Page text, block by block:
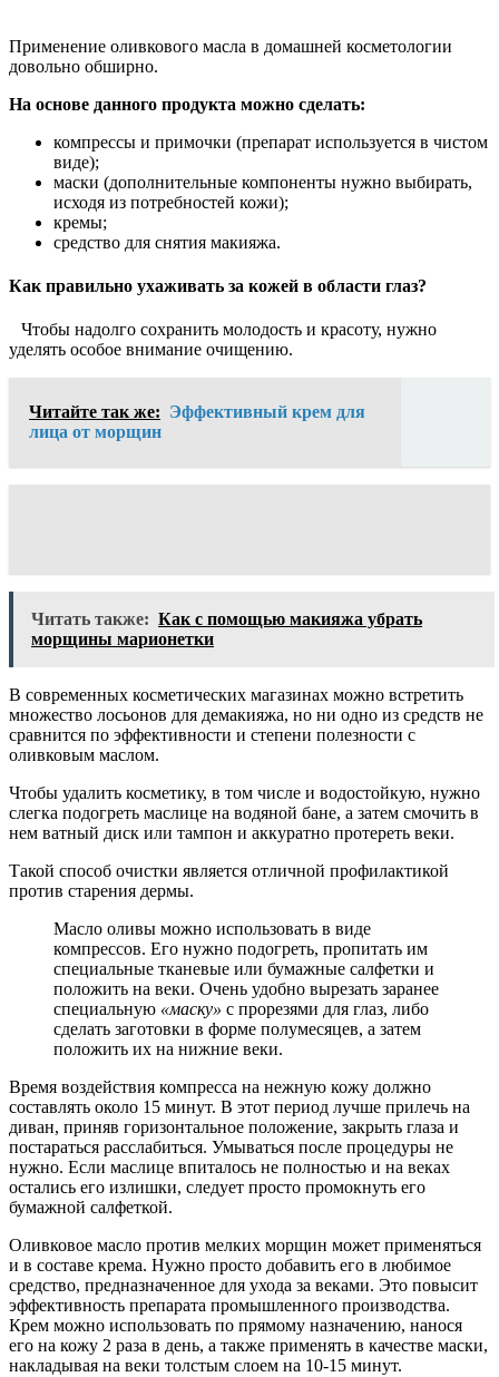
Применение оливкового масла в домашней косметологии
довольно обширно.
На основе данного продукта можно сделать:
компрессы и примочки (препарат используется в чистом
виде);
маски (дополнительные компоненты нужно выбирать,
исходя из потребностей кожи);
кремы;
средство для снятия макияжа.
Как правильно ухаживать за кожей в области глаз?
Чтобы надолго сохранить молодость и красоту, нужно
уделять особое внимание очищению.
Читайте так же: Эффективный крем для
лица от морщин
Читать также: Как с помощью макияжа убрать
морщины марионетки
В современных косметических магазинах можно встретить
множество лосьонов для демакияжа, но ни одно из средств не
сравнится по эффективности и степени полезности с
оливковым маслом.
Чтобы удалить косметику, в том числе и водостойкую, нужно
слегка подогреть маслице на водяной бане, а затем смочить в
нем ватный диск или тампон и аккуратно протереть веки.
Такой способ очистки является отличной профилактикой
против старения дермы.
Масло оливы можно использовать в виде
компрессов. Его нужно подогреть, пропитать им
специальные тканевые или бумажные салфетки и
положить на веки. Очень удобно вырезать заранее
специальную «маску» с прорезями для глаз, либо
сделать заготовки в форме полумесяцев, а затем
положить их на нижние веки.
Время воздействия компресса на нежную кожу должно
составлять около 15 минут. В этот период лучше прилечь на
диван, приняв горизонтальное положение, закрыть глаза и
постараться расслабиться. Умываться после процедуры не
нужно. Если маслице впиталось не полностью и на веках
остались его излишки, следует просто промокнуть его
бумажной салфеткой.
Оливковое масло против мелких морщин может применяться
и в составе крема. Нужно просто добавить его в любимое
средство, предназначенное для ухода за веками. Это повысит
эффективность препарата промышленного производства.
Крем можно использовать по прямому назначению, нанося
его на кожу 2 раза в день, а также применять в качестве маски,
накладывая на веки толстым слоем на 10-15 минут.